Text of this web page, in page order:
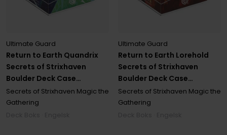
Return to Earth Quandrix
Secrets of Strixhaven
Boulder Deck Case
Standard Size (100+)
Ultimate Guard
Secrets of Strixhaven Magic the
Gathering
Return to Earth Lorehold
Secrets of Strixhaven
Boulder Deck Case
Standard Size (100+)
Ultimate Guard
Secrets of Strixhaven Magic the
Gathering